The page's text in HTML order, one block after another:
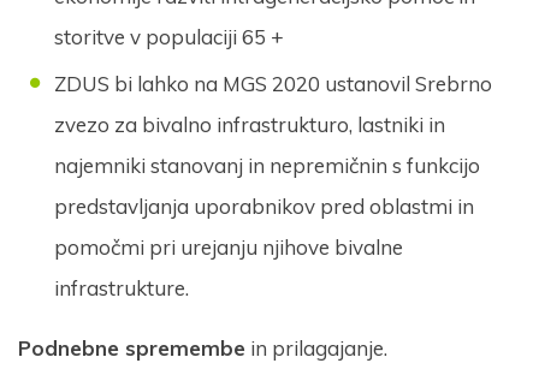
storitve v populaciji 65 +
ZDUS bi lahko na MGS 2020 ustanovil Srebrno
zvezo za bivalno infrastrukturo, lastniki in
najemniki stanovanj in nepremičnin s funkcijo
predstavljanja uporabnikov pred oblastmi in
pomočmi pri urejanju njihove bivalne
infrastrukture.
Podnebne spremembe in prilagajanje.
Prijava na e-novice
Vaš elektronski naslov*
S prijavo dovoljujem, da podjetje ZDUS moje osebne
podatke obdeluje z namenom prejemanja e-novic
Prijava